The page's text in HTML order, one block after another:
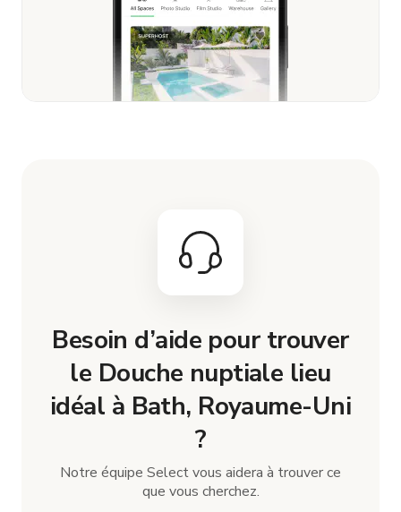
Besoin d’aide pour trouver
le Douche nuptiale lieu
idéal à Bath, Royaume-Uni
?
Notre équipe Select vous aidera à trouver ce
que vous cherchez.